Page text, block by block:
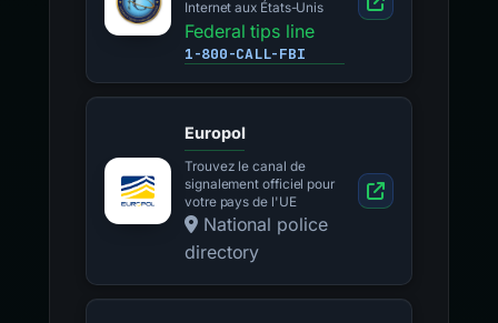
Internet aux États-Unis
Federal tips line
1-800-CALL-FBI
Europol
Trouvez le canal de
signalement officiel pour
votre pays de l'UE
National police
directory